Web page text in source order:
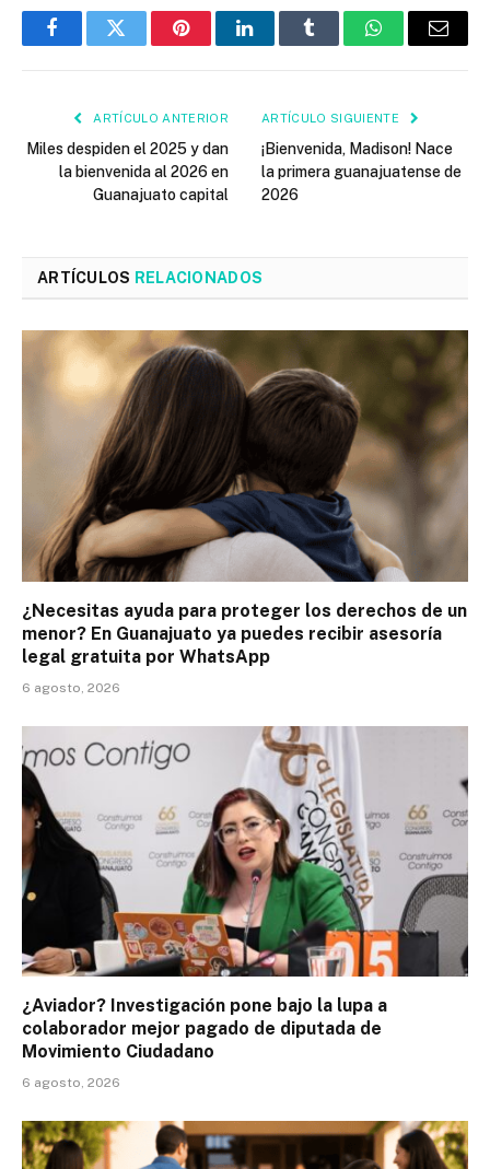
FacebookTwitter PinterestLinkedInTumblr WhatsAppEmail
ARTÍCULO ANTERIOR
Miles despiden el 2025 y dan
la bienvenida al 2026 en
Guanajuato capital
ARTÍCULO SIGUIENTE
¡Bienvenida, Madison! Nace
la primera guanajuatense de
2026
ARTÍCULOS RELACIONADOS
¿Necesitas ayuda para proteger los derechos de un
menor? En Guanajuato ya puedes recibir asesoría
legal gratuita por WhatsApp
6 agosto, 2026
¿Aviador? Investigación pone bajo la lupa a
colaborador mejor pagado de diputada de
Movimiento Ciudadano
6 agosto, 2026